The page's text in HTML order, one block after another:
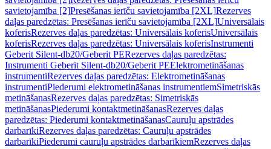
savietojamība [2]Presēšanas ierīču savietojamība [2XL]Rezerves
daļas paredzētas: Presēšanas ierīču savietojamība [2XL]Universālais
koferisRezerves daļas paredzētas: Universālais koferisUniversālais
koferisRezerves daļas paredzētas: Universālais koferisInstrumenti
Geberit Silent-db20/Geberit PERezerves daļas paredzētas:
Instrumenti Geberit Silent-db20/Geberit PEElektrometināšanas
instrumentiRezerves daļas paredzētas: Elektrometināšanas
instrumentiPiederumi elektrometināšanas instrumentiemSimetriskās
metināšanasRezerves daļas paredzētas: Simetriskās
metināšanasPiederumi kontaktmetināšanasRezerves daļas
paredzētas: Piederumi kontaktmetināšanasCauruļu apstrādes
darbarīkiRezerves daļas paredzētas: Cauruļu apstrādes
darbarīkiPiederumi cauruļu apstrādes darbarīkiemRezerves daļas